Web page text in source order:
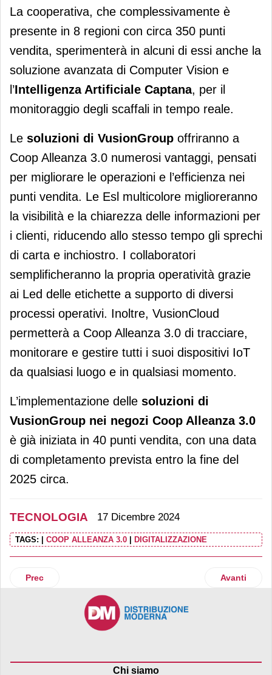
La cooperativa, che complessivamente è
presente in 8 regioni con circa 350 punti
vendita, sperimenterà in alcuni di essi anche la
soluzione avanzata di Computer Vision e
l’Intelligenza Artificiale Captana, per il
monitoraggio degli scaffali in tempo reale.
Le soluzioni di VusionGroup offriranno a
Coop Alleanza 3.0 numerosi vantaggi, pensati
per migliorare le operazioni e l’efficienza nei
punti vendita. Le Esl multicolore miglioreranno
la visibilità e la chiarezza delle informazioni per
i clienti, riducendo allo stesso tempo gli sprechi
di carta e inchiostro. I collaboratori
semplificheranno la propria operatività grazie
ai Led delle etichette a supporto di diversi
processi operativi. Inoltre, VusionCloud
permetterà a Coop Alleanza 3.0 di tracciare,
monitorare e gestire tutti i suoi dispositivi IoT
da qualsiasi luogo e in qualsiasi momento.
L’implementazione delle soluzioni di
VusionGroup nei negozi Coop Alleanza 3.0
è già iniziata in 40 punti vendita, con una data
di completamento prevista entro la fine del
2025 circa.
TECNOLOGIA 17 Dicembre 2024
TAGS: | COOP ALLEANZA 3.0 | DIGITALIZZAZIONE
Articolo precedente: Il retail media di Leroy Merlin si
Prec Articolo
Avanti
Chi siamo